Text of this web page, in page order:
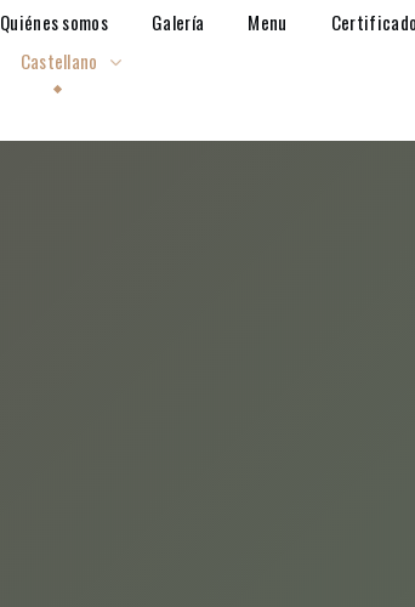
Quiénes somos Galería Menu Certificado
Castellano